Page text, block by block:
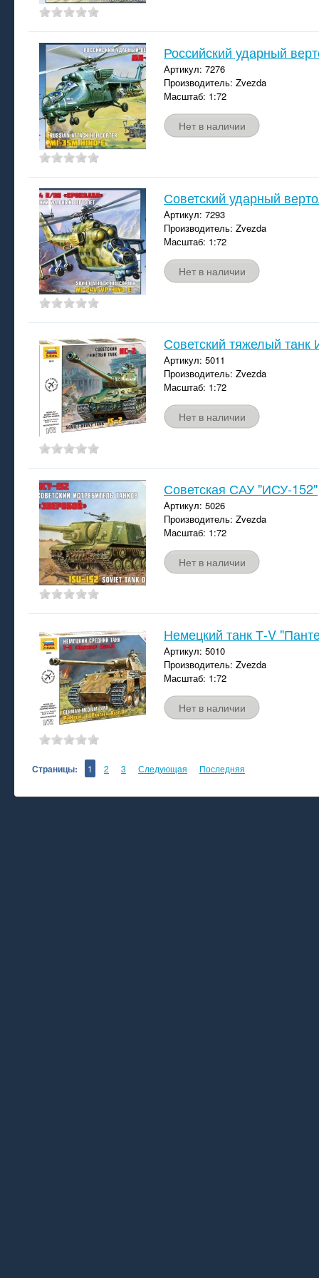
Российский ударный
Артикул: 7276
Производитель: Zvezda
Масштаб: 1:72
Нет в наличии
Советский ударный
Артикул: 7293
Производитель: Zvezda
Масштаб: 1:72
Нет в наличии
Советский тяжелый танк
Артикул: 5011
Производитель: Zvezda
Масштаб: 1:72
Нет в наличии
Советская САУ "ИСУ-152"
Артикул: 5026
Производитель: Zvezda
Масштаб: 1:72
Нет в наличии
Немецкий танк Т-V
Артикул: 5010
Производитель: Zvezda
Масштаб: 1:72
Нет в наличии
Страницы: 1 2 3 Следующая Последняя